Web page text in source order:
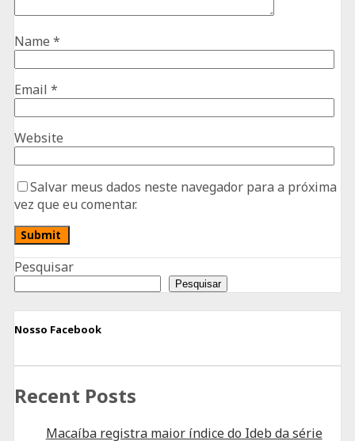
Name *
Email *
Website
Salvar meus dados neste navegador para a próxima
vez que eu comentar.
Pesquisar
Pesquisar
Nosso Facebook
Recent Posts
Macaíba registra maior índice do Ideb da série